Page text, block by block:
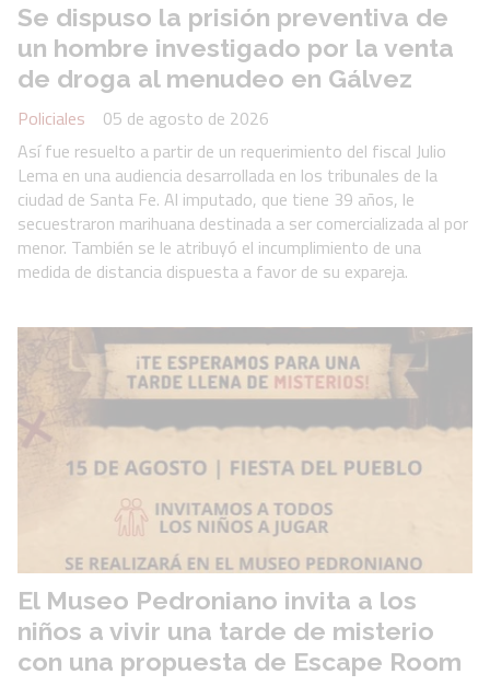
Se dispuso la prisión preventiva de
un hombre investigado por la venta
de droga al menudeo en Gálvez
Policiales
05 de agosto de 2026
Así fue resuelto a partir de un requerimiento del fiscal Julio
Lema en una audiencia desarrollada en los tribunales de la
ciudad de Santa Fe. Al imputado, que tiene 39 años, le
secuestraron marihuana destinada a ser comercializada al por
menor. También se le atribuyó el incumplimiento de una
medida de distancia dispuesta a favor de su expareja.
El Museo Pedroniano invita a los
niños a vivir una tarde de misterio
con una propuesta de Escape Room